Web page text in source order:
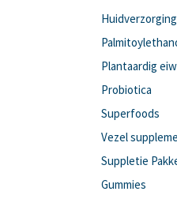
Huidverzorging
Plantaardig
Probiotica
Superfoods
Vezel
Suppletie
Gummies